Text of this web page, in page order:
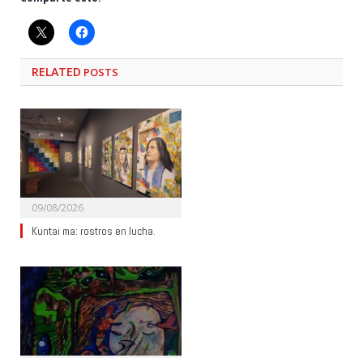
RELATED POSTS
09/08/2026
Kuntai ma: rostros en lucha.